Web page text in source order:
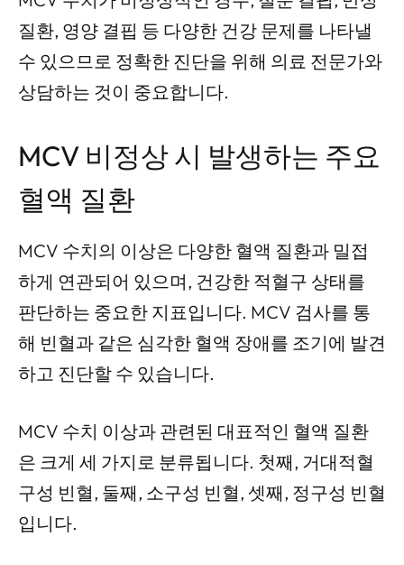
질환, 영양 결핍 등 다양한 건강 문제를 나타낼
수 있으므로 정확한 진단을 위해 의료 전문가와
상담하는 것이 중요합니다.
MCV 비정상 시 발생하는 주요
혈액 질환
MCV 수치의 이상은 다양한 혈액 질환과 밀접
하게 연관되어 있으며, 건강한 적혈구 상태를
판단하는 중요한 지표입니다. MCV 검사를 통
해 빈혈과 같은 심각한 혈액 장애를 조기에 발견
하고 진단할 수 있습니다.
MCV 수치 이상과 관련된 대표적인 혈액 질환
은 크게 세 가지로 분류됩니다. 첫째, 거대적혈
구성 빈혈, 둘째, 소구성 빈혈, 셋째, 정구성 빈혈
입니다.